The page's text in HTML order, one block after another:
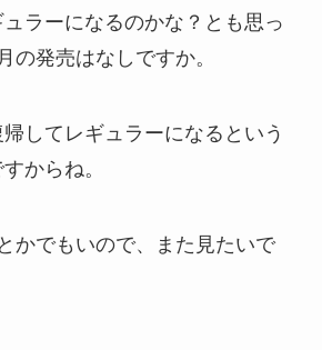
ラーになるのかな？とも思っ
の発売はなしですか。
してレギュラーになるという
からね。
かでもいので、また見たいで